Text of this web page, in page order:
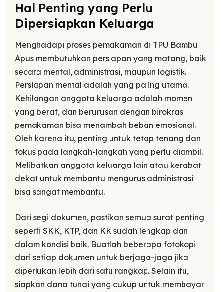
Hal Penting yang Perlu
Dipersiapkan Keluarga
Menghadapi proses pemakaman di TPU Bambu
Apus membutuhkan persiapan yang matang, baik
secara mental, administrasi, maupun logistik.
Persiapan mental adalah yang paling utama.
Kehilangan anggota keluarga adalah momen
yang berat, dan berurusan dengan birokrasi
pemakaman bisa menambah beban emosional.
Oleh karena itu, penting untuk tetap tenang dan
fokus pada langkah-langkah yang perlu diambil.
Melibatkan anggota keluarga lain atau kerabat
dekat untuk membantu mengurus administrasi
bisa sangat membantu.
Dari segi dokumen, pastikan semua surat penting
seperti SKK, KTP, dan KK sudah lengkap dan
dalam kondisi baik. Buatlah beberapa fotokopi
dari setiap dokumen untuk berjaga-jaga jika
diperlukan lebih dari satu rangkap. Selain itu,
siapkan dana tunai yang cukup untuk membayar